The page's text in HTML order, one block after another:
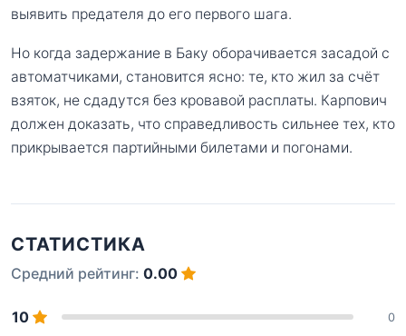
выявить предателя до его первого шага.
Но когда задержание в Баку оборачивается засадой с
автоматчиками, становится ясно: те, кто жил за счёт
взяток, не сдадутся без кровавой расплаты. Карпович
должен доказать, что справедливость сильнее тех, кто
прикрывается партийными билетами и погонами.
СТАТИСТИКА
Средний рейтинг: 0.00
10 0